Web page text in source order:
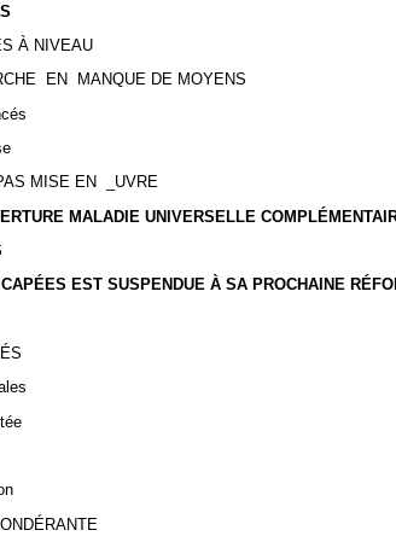
À NIVEAU
EN MANQUE DE MOYENS
MISE EN _UVRE
MALADIE UNIVERSELLE
EST SUSPENDUE À SA PROCHAINE